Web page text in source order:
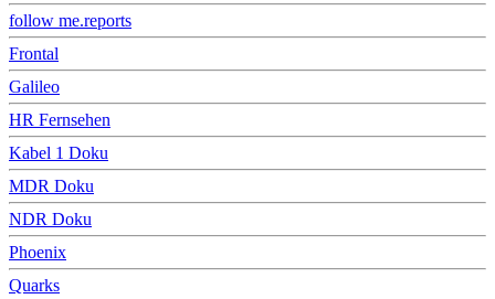
follow me.reports
Frontal
Galileo
HR Fernsehen
Kabel 1 Doku
MDR Doku
NDR Doku
Phoenix
Quarks